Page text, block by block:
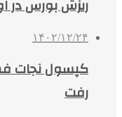
ریزش بورس در
۱۴۰۲/۱۲/۲۴
کپسول نجات
رفت